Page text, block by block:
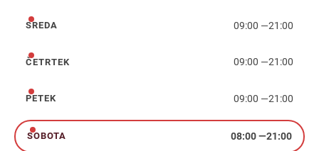
sreda
SREDA 09:00 —21:00
četrtek
ČETRTEK 09:00 —21:00
petek
PETEK 09:00 —21:00
sobota
SOBOTA 08:00—21:00